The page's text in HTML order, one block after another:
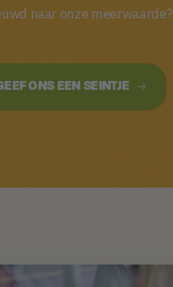
naar onze meerwaarde?
ONS EEN SEINTJE